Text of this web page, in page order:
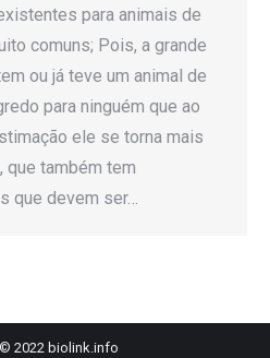
para animais de
comuns; Pois, a grande
ou já teve um animal de
para ninguém que ao
ele se torna mais
que também tem
que devem ser…
2022 biolink.info